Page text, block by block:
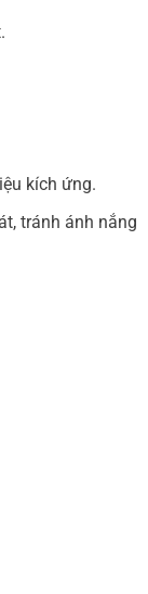
kích ứng.
tránh ánh nắng